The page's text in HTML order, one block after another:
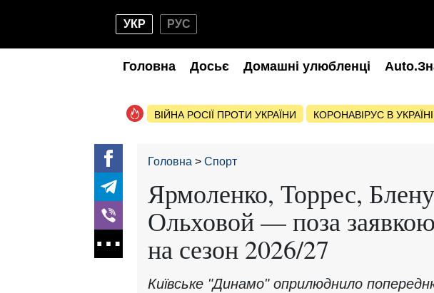
УКР РУС
Головна Досьє Домашні улюбленці
ВІЙНА РОСІЇ ПРОТИ УКРАЇНИ КОРОНАВІРУС В УКРАЇНІ
Головна Спорт
Ярмоленко, Торрес,
Ольховой — поза
на сезон 2026/27
Київське "Динамо" оприлюднило